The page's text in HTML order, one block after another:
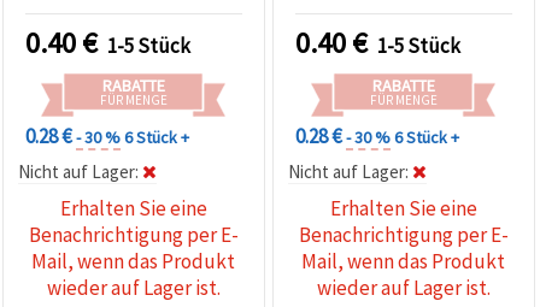
0.40€ 1-5 Stück
RABATTE
FÜR MENGE
0.28 €- 30 %6 Stück +
Nicht auf Lager:
Erhalten Sie eine
Benachrichtigung per E-
Mail, wenn das Produkt
wieder auf Lager ist.
0.40€ 1-5 Stück
RABATTE
FÜR MENGE
0.28 €- 30 %6 Stück +
Nicht auf Lager:
Erhalten Sie eine
Benachrichtigung per E-
Mail, wenn das Produkt
wieder auf Lager ist.